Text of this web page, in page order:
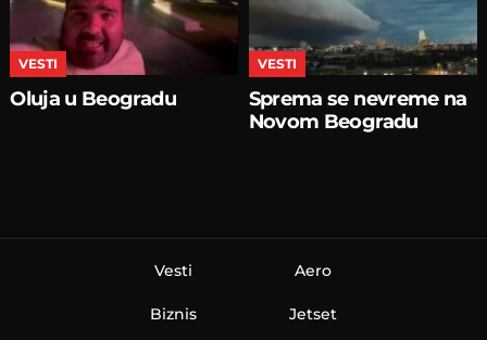
VESTI
Oluja u Beogradu
VESTI
Sprema se nevreme na
Novom Beogradu
Vesti
Biznis
Aero
Jetset